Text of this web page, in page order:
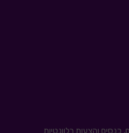
והצעות רלוונטיות